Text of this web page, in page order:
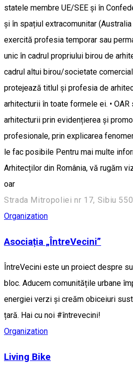
statele membre UE/SEE și în
și în spațiul extracomunitar (Australia
exercită profesia temporar sau
unic în cadrul propriului birou de
cadrul altui birou/societate
protejează titlul și profesia de
arhitecturii în toate formele ei. •
arhitecturii prin evidențierea și
profesionale, prin explicarea
le fac posibile Pentru mai multe
Arhitecților din România, vă rugăm
oar
Strada Mitropoliei nr 17, Sibiu
Organization
Asociația „ÎntreVecini”
ÎntreVecini este un proiect despre
bloc. Aducem comunitățile urbane
energiei verzi și creăm obiceiuri
țară. Hai cu noi #întrevecini!
Organization
Living Bike